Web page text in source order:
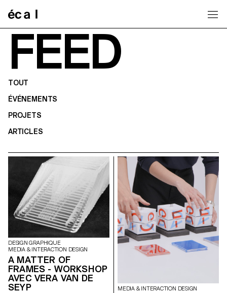
FEED
TOUT
ÉVÉNEMENTS
PROJETS
ARTICLES
DESIGN GRAPHIQUE
MEDIA & INTERACTION DESIGN
A MATTER OF
FRAMES - WORKSHOP
AVEC VERA VAN DE
SEYP
MEDIA & INTERACTION DESIGN